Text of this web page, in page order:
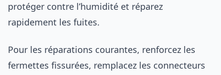
protéger contre l’humidité et réparez
rapidement les fuites.
Pour les réparations courantes, renforcez les
fermettes fissurées, remplacez les connecteurs